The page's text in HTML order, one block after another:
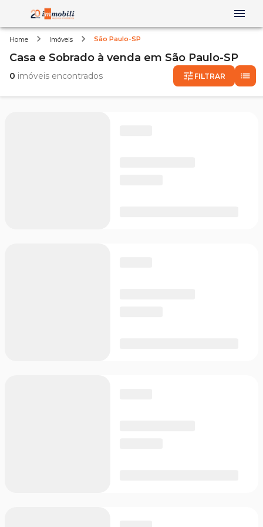
Home Imóveis São Paulo-SP
Casa e Sobrado à venda em São Paulo-SP
0 imóveis encontrados FILTRAR